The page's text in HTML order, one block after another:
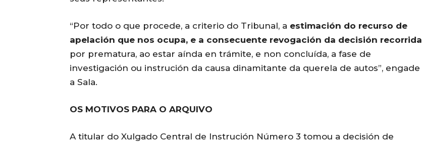
“Por todo o que procede, a criterio do Tribunal, a estimación do recurso de
apelación que nos ocupa, e a consecuente revogación da decisión recorrida
por prematura, ao estar aínda en trámite, e non concluída, a fase de
investigación ou instrución da causa dinamitante da querela de autos”, engade
a Sala.
OS MOTIVOS PARA O ARQUIVO
A titular do Xulgado Central de Instrución Número 3 tomou a decisión de